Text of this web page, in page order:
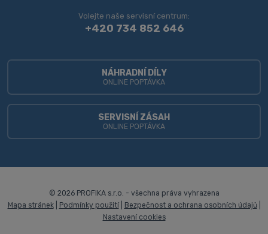
Volejte naše servisní centrum:
+420 734 852 646
NÁHRADNÍ DÍLY
ONLINE POPTÁVKA
SERVISNÍ ZÁSAH
ONLINE POPTÁVKA
© 2026 PROFIKA s.r.o. - všechna práva vyhrazena
Mapa stránek
Podmínky použití Bezpečnost a ochrana osobních údajů
Nastavení cookies